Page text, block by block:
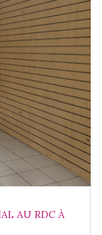
AU RDC À